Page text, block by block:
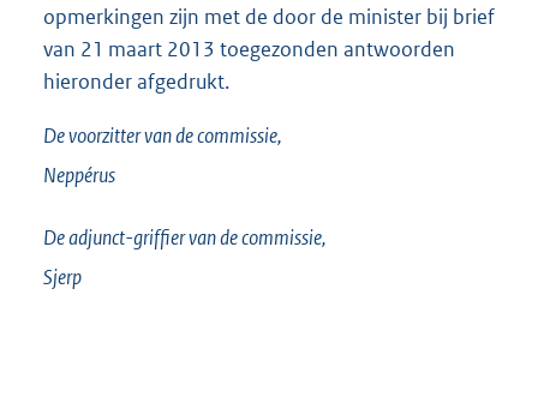
opmerkingen zijn met de door de minister bij brief
van 21 maart 2013 toegezonden antwoorden
hieronder afgedrukt.
De voorzitter van de commissie,
Neppérus
De adjunct-griffier van de commissie,
Sjerp